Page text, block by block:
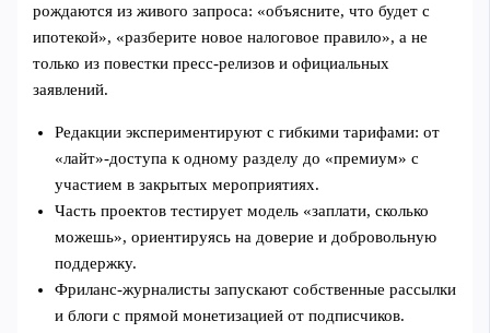
рождаются из живого запроса: «объясните, что будет с
ипотекой», «разберите новое налоговое правило», а не
только из повестки пресс‑релизов и официальных
заявлений.
Редакции экспериментируют с гибкими тарифами: от
«лайт»‑доступа к одному разделу до «премиум» с
участием в закрытых мероприятиях.
Часть проектов тестирует модель «заплати, сколько
можешь», ориентируясь на доверие и добровольную
поддержку.
Фриланс‑журналисты запускают собственные рассылки
и блоги с прямой монетизацией от подписчиков.